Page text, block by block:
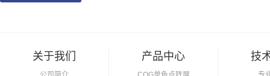
关于我们 产品中心 技